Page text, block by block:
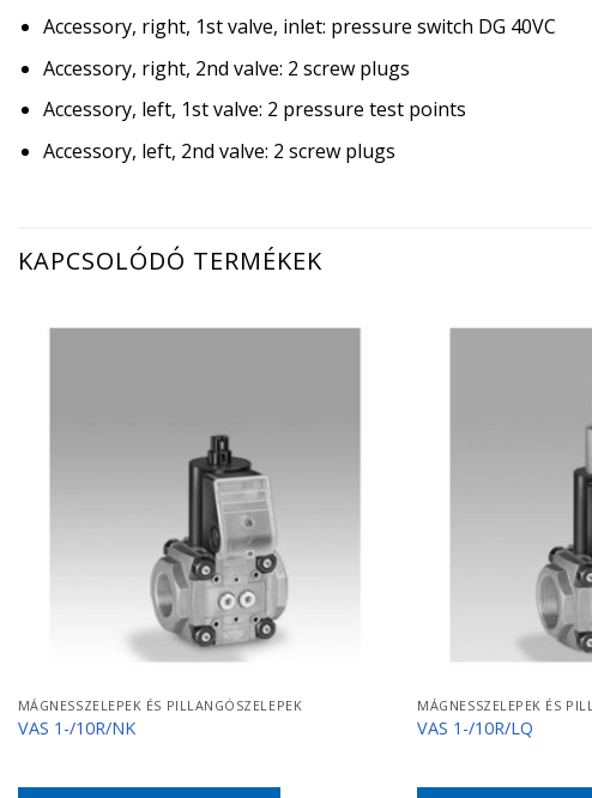
Accessory, right, 1st valve, inlet: pressure switch DG 40VC
Accessory, right, 2nd valve: 2 screw plugs
Accessory, left, 1st valve: 2 pressure test points
Accessory, left, 2nd valve: 2 screw plugs
KAPCSOLÓDÓ TERMÉKEK
MÁGNESSZELEPEK ÉS PILLANGÓSZELEPEK
VAS 1-/10R/NK
MÁGNESSZELEPEK ÉS
VAS 1-/10R/LQ